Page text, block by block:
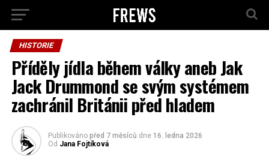
HISTORIE
Příděly jídla během války aneb Jak
Jack Drummond se svým systémem
zachránil Británii před hladem
Publikováno před 7 měsíců dne 16. ledna 2026
Od Jana Fojtíková